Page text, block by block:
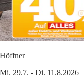
Höffner
Mi. 29.7. - Di. 11.8.2026